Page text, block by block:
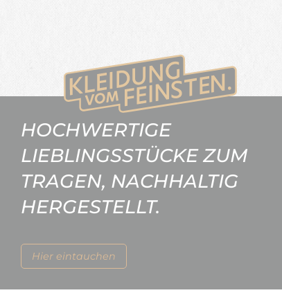
Hier eintauchen
HOCHWERTIGE
LIEBLINGSSTÜCKE ZUM
TRAGEN, NACHHALTIG
HERGESTELLT.